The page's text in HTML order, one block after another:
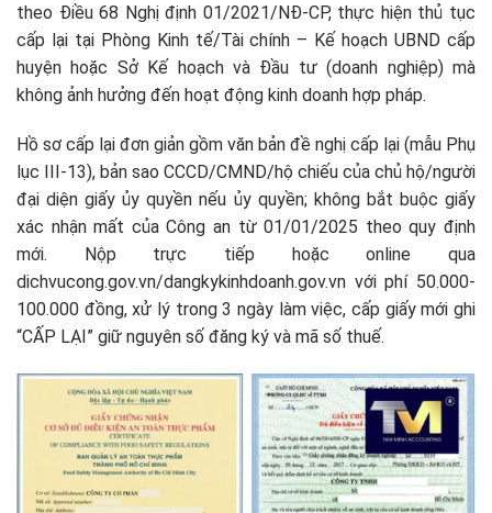
theo Điều 68 Nghị định 01/2021/NĐ-CP, thực hiện thủ tục
cấp lại tại Phòng Kinh tế/Tài chính – Kế hoạch UBND cấp
huyện hoặc Sở Kế hoạch và Đầu tư (doanh nghiệp) mà
không ảnh hưởng đến hoạt động kinh doanh hợp pháp.​
Hồ sơ cấp lại đơn giản gồm văn bản đề nghị cấp lại (mẫu Phụ
lục III-13), bản sao CCCD/CMND/hộ chiếu của chủ hộ/người
đại diện giấy ủy quyền nếu ủy quyền; không bắt buộc giấy
xác nhận mất của Công an từ 01/01/2025 theo quy định
mới. Nộp trực tiếp hoặc online qua
dichvucong.gov.vn/dangkykinhdoanh.gov.vn với phí 50.000-
100.000 đồng, xử lý trong 3 ngày làm việc, cấp giấy mới ghi
“CẤP LẠI” giữ nguyên số đăng ký và mã số thuế.